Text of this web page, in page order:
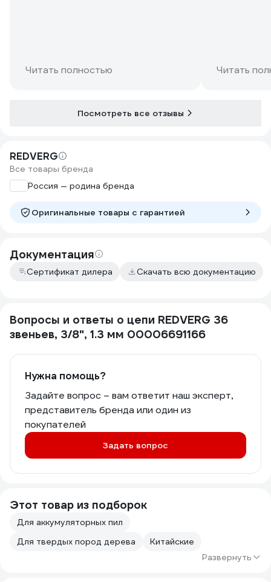
Читать полностью Читать
Посмотреть все отзывы
REDVERG
Все товары бренда
Россия — родина бренда
Оригинальные товары c гарантией
Документация
Сертификат дилера Скачать всю документацию
Вопросы и ответы о цепи REDVERG 36
звеньев, 3/8", 1.3 мм 00006691166
Нужна помощь?
Задайте вопрос – вам ответит наш эксперт,
представитель бренда или один из
покупателей
Задать вопрос
Этот товар из подборок
Для аккумуляторных пил
Для твердых пород дерева
Китайские
Развернуть